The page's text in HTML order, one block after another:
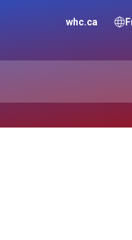
whc.ca